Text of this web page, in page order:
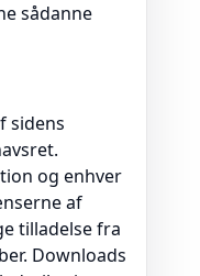
sådanne
sidens
og enhver
af
tilladelse fra
Downloads